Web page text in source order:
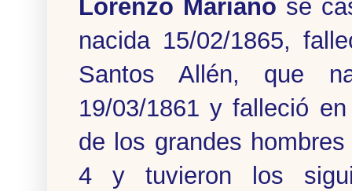
Lorenzo Mariano se
nacida 15/02/1865,
Santos Allén, que
19/03/1861 y falleció
de los grandes
4 y tuvieron los